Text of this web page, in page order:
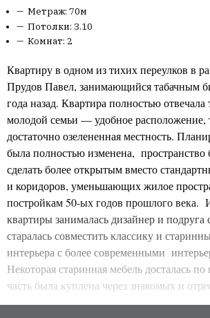
Метраж: 70м
Потолки: 3.10
Комнат: 2
Квартиру в одном из тихих переулков в
Прудов Павел, занимающийся табачным
года назад. Квартира полностью отвечала
молодой семьи — удобное расположение,
достаточно озелененная местность.
была полностью изменена,
сделать более открытым вместо
и коридоров, уменьшающих жилое
постройкам 50-ых годов прошлого века.
квартиры занималась дизайнер и подруга
старалась совместить классику и
интерьера с более современными
Некоторая старинная мебель досталась по
часть была куплена через знакомых и